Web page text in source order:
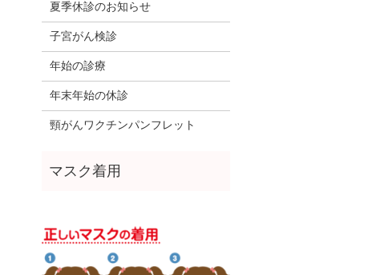
夏季休診のお知らせ
子宮がん検診
年始の診療
年末年始の休診
頸がんワクチンパンフレット